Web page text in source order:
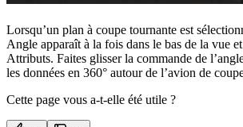
Lorsqu’un plan à coupe tournante est
Angle apparaît à la fois dans le bas de la vue
Attributs. Faites glisser la commande de
les données en 360° autour de l’avion de
Cette page vous a-t-elle été utile ?